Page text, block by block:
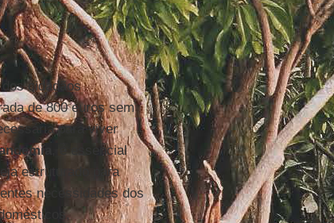
cidadãos
de 800 euros sem
para viver
, é essencial
estruturado para
necessidades dos